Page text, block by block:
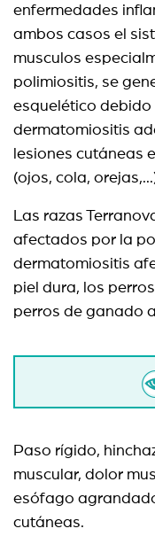
enfermedades
ambos casos el
musculos
polimiositis, se
esquelético debido
dermatomiositis
lesiones cutáneas
(ojos, cola,
Las razas
afectados por la
dermatomiositis
piel dura, los
perros de ganado
Paso rígido,
muscular, dolor
esófago
cutáneas.